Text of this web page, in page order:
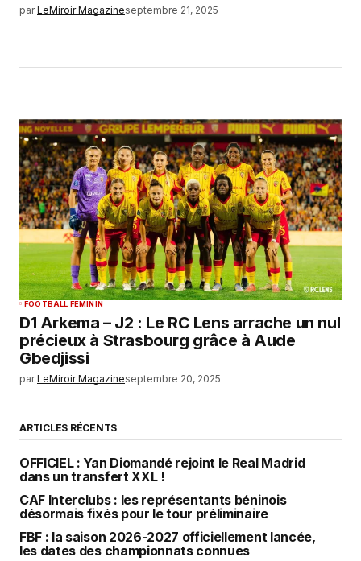
par LeMiroir Magazineseptembre 21, 2025
FOOTBALL FEMININ
D1 Arkema – J2 : Le RC Lens arrache un nul
précieux à Strasbourg grâce à Aude
Gbedjissi
par LeMiroir Magazineseptembre 20, 2025
ARTICLES RÉCENTS
OFFICIEL : Yan Diomandé rejoint le Real Madrid
dans un transfert XXL !
CAF Interclubs : les représentants béninois
désormais fixés pour le tour préliminaire
FBF : la saison 2026-2027 officiellement lancée,
les dates des championnats connues